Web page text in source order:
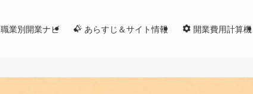
職業別開業ナビ あらすじ＆サイト情報 開業費用計算機